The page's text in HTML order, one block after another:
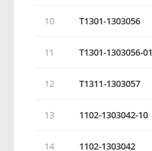
10 T1301-1303056
11 T1301-1303056-01
12 T1311-1303057
13 1102-1303042-10
14 1102-1303042